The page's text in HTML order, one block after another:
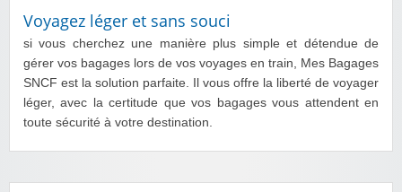
Voyagez léger et sans souci
si vous cherchez une manière plus simple et détendue de
gérer vos bagages lors de vos voyages en train, Mes Bagages
SNCF est la solution parfaite. Il vous offre la liberté de voyager
léger, avec la certitude que vos bagages vous attendent en
toute sécurité à votre destination.